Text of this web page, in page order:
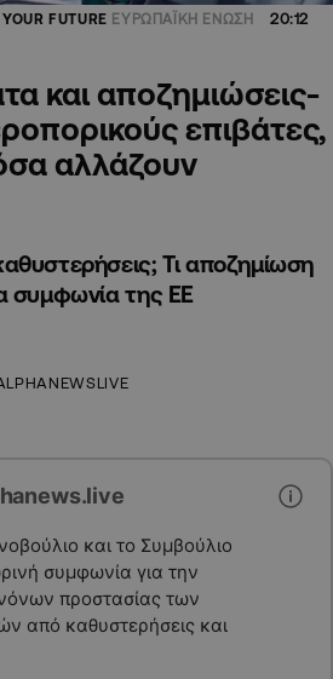
FUTURE ΕΥΡΩΠΑΪΚΗ ΕΝΩΣΗ 20:12
και αποζημιώσεις-
επιβάτες,
αλλάζουν
Τι αποζημίωση
συμφωνία της ΕΕ
και το Συμβούλιο
συμφωνία για την
προστασίας των
από καθυστερήσεις και